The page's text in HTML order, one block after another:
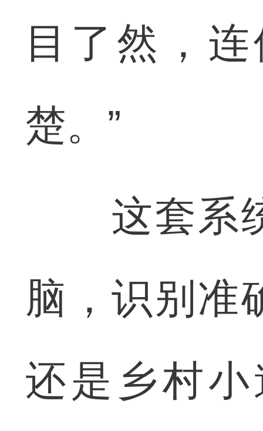
目了然，
楚。”
这套系统
脑，识别准
还是乡村